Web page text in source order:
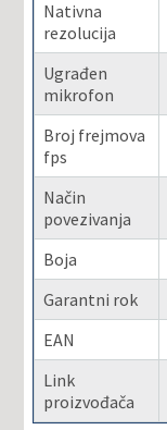
Nativna
rezolucija
Ugrađen
mikrofon
Broj frejmova
fps
Način
povezivanja
Boja
Garantni rok
EAN
Link
proizvođača